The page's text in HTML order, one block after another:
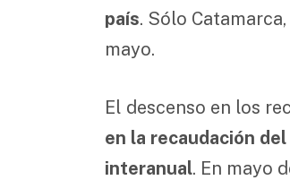
país. Sólo
mayo.
El descenso en los
en la recaudación
interanual. En mayo